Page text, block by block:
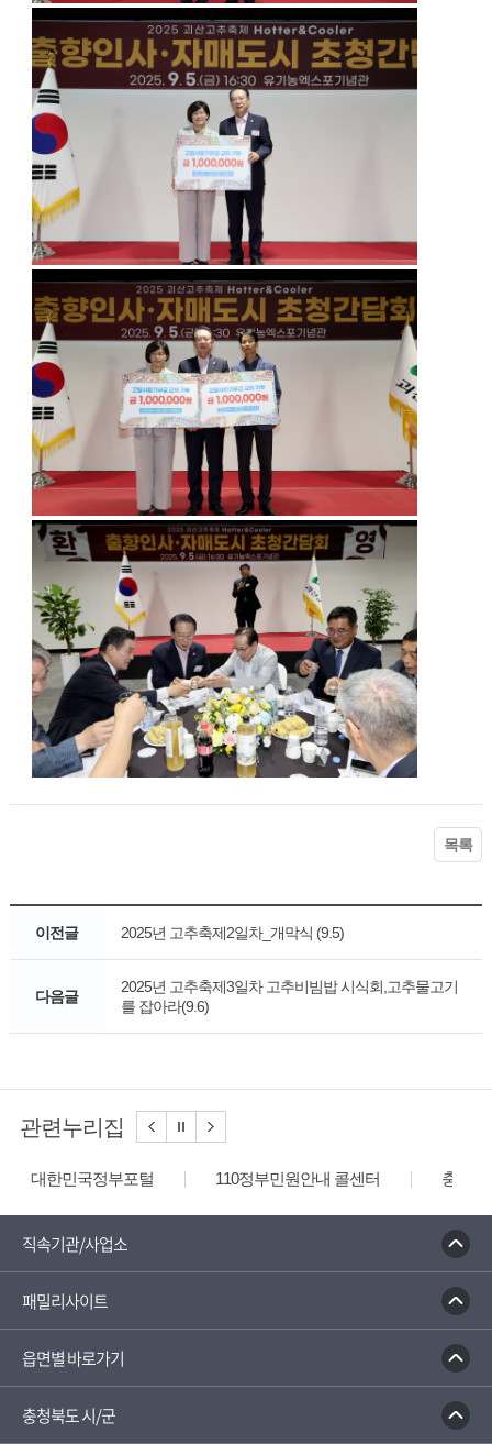
목록
이전글 2025년 고추축제2일차_개막식 (9.5)
다음글
2025년 고추축제3일차 고추비빔밥 시식회,고추물고기
를 잡아라(9.6)
관련누리집
대한민국정부포털 110정부민원안내 콜센터 충청북
직속기관/사업소
패밀리사이트
읍면별 바로가기
충청북도 시/군